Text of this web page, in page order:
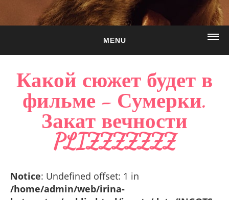
MENU
О САЙТЕ
ГАЛЕРЕЯ
САЙТМАП
КОНТАКТЫ
Какой сюжет будет в
фильме - Сумерки.
Закат вечности
PLIZZZZZZZ
Notice: Undefined offset: 1 in
/home/admin/web/irina-